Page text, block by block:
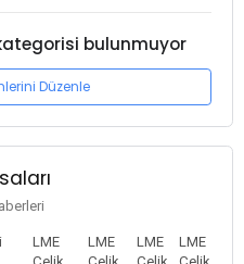
bulunmuyor
Düzenle
LME
LME
LME
LME